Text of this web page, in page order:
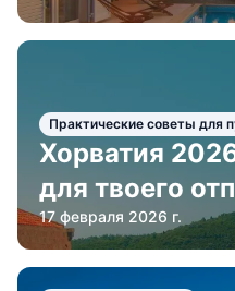
Практические советы для
Хорватия
для твоего
17 февраля 2026 г.